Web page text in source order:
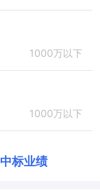
1000万以下
1000万以下
中标业绩